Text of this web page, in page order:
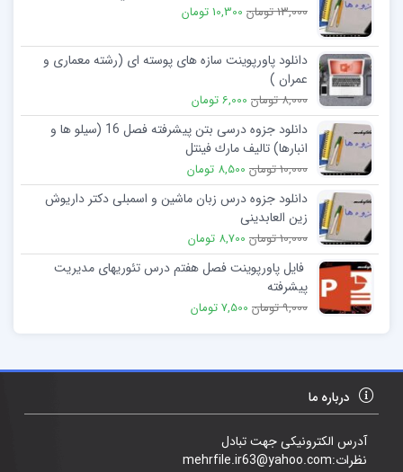
13,000 تومان 10,300 تومان
دانلود پاورپوینت سازه های پوسته ای (رشته معماری و
عمران )
8,000 تومان 6,000 تومان
دانلود جزوه درسی بتن پیشرفته فصل 16 (سیلو ها و
انبارها) تالیف مارك فینتل
10,000 تومان 8,500 تومان
دانلود جزوه درس زبان ماشین و اسمبلی دکتر داریوش
زین العابدینی
10,000 تومان 8,700 تومان
فایل پاورپوینت فصل هفتم درس تئوریهای مدیریت
پیشرفته
9,000 تومان 7,500 تومان
درباره ما
آدرس الکترونیکی جهت تبادل
نظرات:mehrfile.ir63@yahoo.com